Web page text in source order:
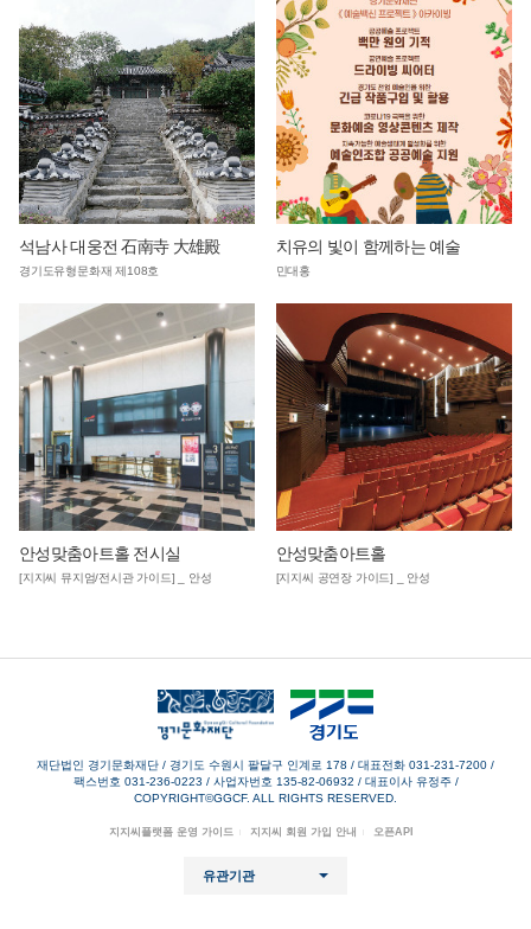
석남사 대웅전 石南寺 大雄殿
경기도유형문화재 제108호
치유의 빛이 함께하는 예술
민대홍
안성맞춤아트홀 전시실
[지지씨 뮤지엄/전시관 가이드] _ 안성
안성맞춤아트홀
[지지씨 공연장 가이드] _ 안성
재단법인 경기문화재단 / 경기도 수원시 팔달구 인계로 178 / 대표전화 031-231-7200 /
팩스번호 031-236-0223 / 사업자번호 135-82-06932 / 대표이사 유정주/
COPYRIGHT©GGCF. ALL RIGHTS RESERVED.
지지씨플랫폼 운영 가이드 지지씨 회원 가입 안내 오픈API